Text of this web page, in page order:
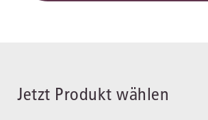
Jetzt Produkt wählen